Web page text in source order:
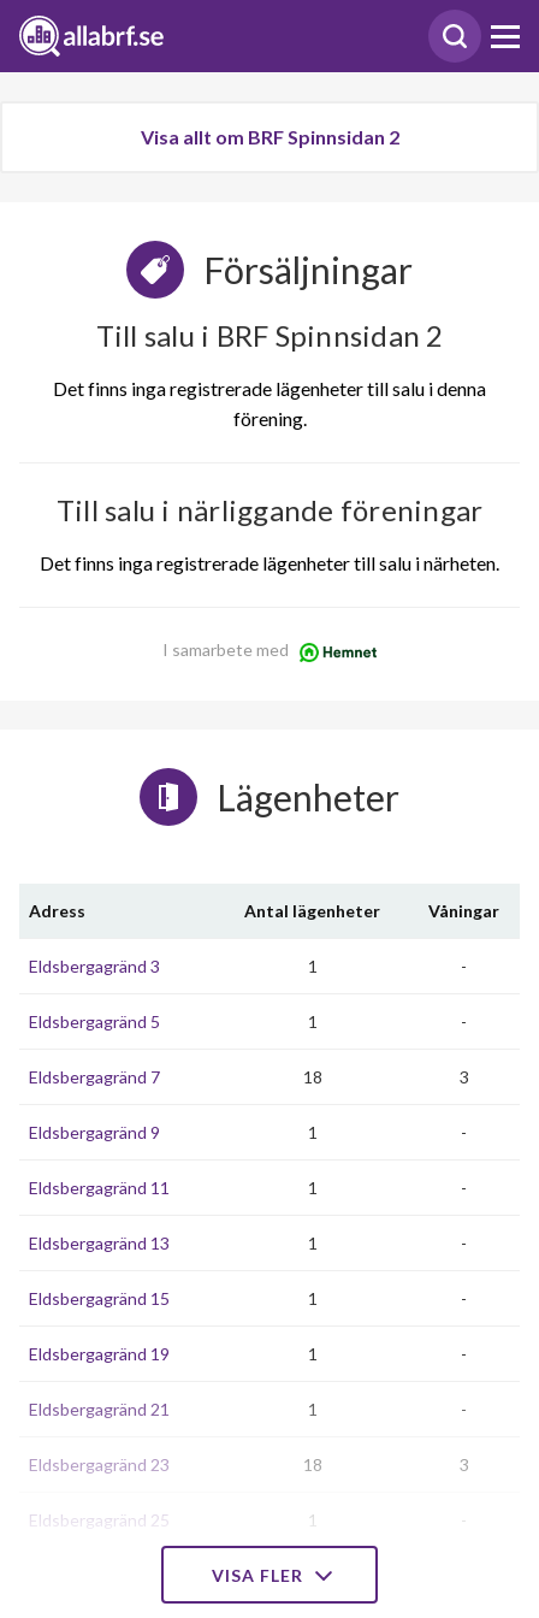
Visa allt om BRF Spinnsidan 2
Försäljningar
Till salu i BRF Spinnsidan 2
Det finns inga registrerade lägenheter till salu i denna
förening.
Till salu i närliggande föreningar
Det finns inga registrerade lägenheter till salu i närheten.
I samarbete med
Lägenheter
Adress Antal lägenheter Våningar
Eldsbergagränd 3 1 -
Eldsbergagränd 5 1 -
Eldsbergagränd 7 18 3
Eldsbergagränd 9 1 -
Eldsbergagränd 11 1 -
Eldsbergagränd 13 1 -
Eldsbergagränd 15 1 -
Eldsbergagränd 19 1 -
Eldsbergagränd 21 1 -
Eldsbergagränd 23 18 3
Eldsbergagränd 25 1 -
1
VISA FLER